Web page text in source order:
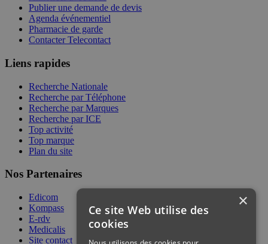
Publier une demande de devis
Agenda événementiel
Pharmacie de garde
Contacter Telecontact
Liens rapides
Recherche Nationale
Recherche par Téléphone
Recherche par Marques
Recherche par ICE
Top activité
Top marque
Plan du site
Nos Partenaires
Edicom
Kompass
E-rdv
Medicalis
Site contact
×
Ce site Web utilise des
cookies